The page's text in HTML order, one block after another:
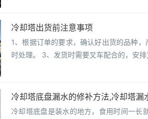
冷却塔出货前注意事项
1、根据订单的要求，确认好出货的品种
时处理。 3、发货时需要叉车配合的，安
冷却塔底盘漏水的修补方法,冷却塔漏
冷却塔底盘是装水的地方，食用时间一长